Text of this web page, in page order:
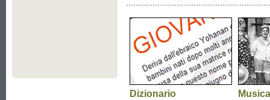
Dizionario
Musica